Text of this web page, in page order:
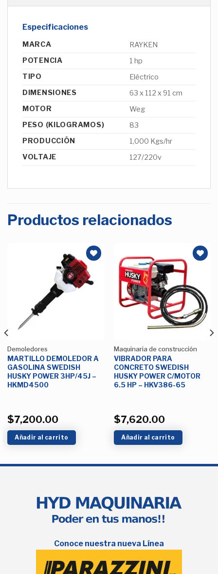
Especificaciones
MARCA
RAYKEN
POTENCIA
1 hp
TIPO
Eléctrico
DIMENSIONES
63 x 112 x 91 cm
MOTOR
Weg
PESO (KILOGRAMOS)
83
PRODUCCIÓN
1,000 Kgs/hr
VOLTAJE
127/220v
Productos relacionados
Añadir
a la
Lista de
Demoledores
MARTILLO DEMOLEDOR A
GASOLINA SWEDISH
HUSKY POWER 3HP/45J –
HKMD4500
$7,200.00
Añadir al carrito
Añadir
Lista de
deseos
Maquinaria de construcción
VIBRADOR PARA
CONCRETO SWEDISH
HUSKY POWER C/MOTOR
6.5 HP – HKV386-65
$7,620.00
Añadir al carrito
Conoce nuestra nueva Línea